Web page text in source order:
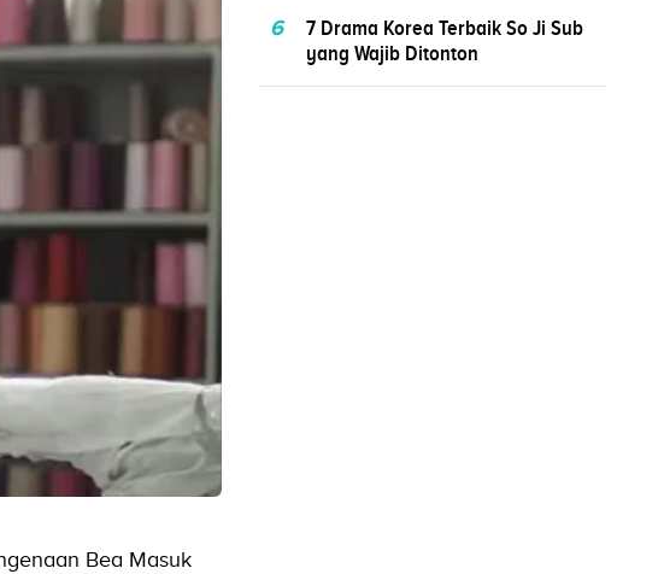
Bea Masuk
6
7 Drama Korea Terbaik So Ji Sub
yang Wajib Ditonton